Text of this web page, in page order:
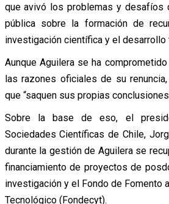
que avivó los problemas y desafíos
pública sobre la formación de
investigación científica y el desarrollo
Aunque Aguilera se ha
las razones oficiales de su
que “saquen sus propias
Sobre la base de eso, el
Sociedades Científicas de Chile,
durante la gestión de Aguilera se
financiamiento de proyectos de
investigación y el Fondo de Fomento
Tecnológico (Fondecyt).